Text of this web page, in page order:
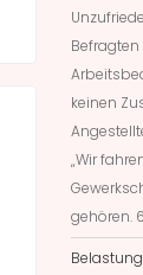
keinen
„Wir
gehören.